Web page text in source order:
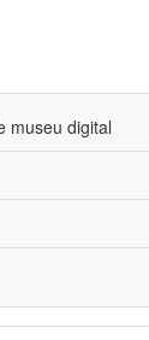
museu digital